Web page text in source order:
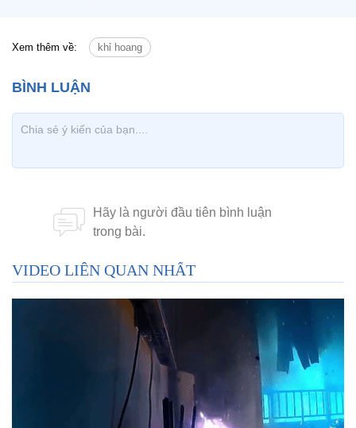
Xem thêm về: khỉ hoang
VIDEO LIÊN QUAN NHẤT